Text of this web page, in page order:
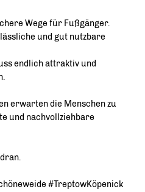
Wege für Fußgänger.
und gut nutzbare
endlich attraktiv und
erwarten die Menschen zu
und nachvollziehbare
#TreptowKöpenick